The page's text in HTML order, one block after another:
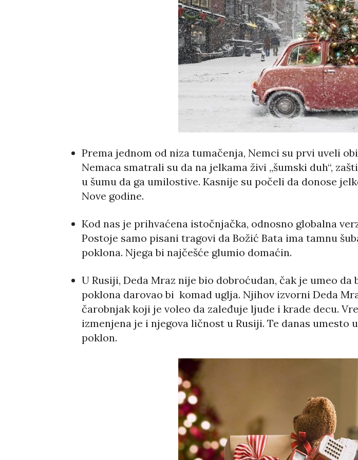
Prema jednom od niza tumačenja, Nemci su prvi uveli
Nemaca smatrali su da na jelkama živi „šumski duh“,
u šumu da ga umilostive. Kasnije su počeli da donose
Nove godine.
Kod nas je prihvaćena istočnjačka, odnosno globalna
Postoje samo pisani tragovi da Božić Bata ima tamnu
poklona. Njega bi najčešće glumio domaćin.
U Rusiji, Deda Mraz nije bio dobroćudan, čak je umeo
poklona darovao bi komad uglja. Njihov izvorni Deda
čarobnjak koji je voleo da zaleđuje ljude i krade decu.
izmenjena je i njegova ličnost u Rusiji. Te danas umesto
poklon.